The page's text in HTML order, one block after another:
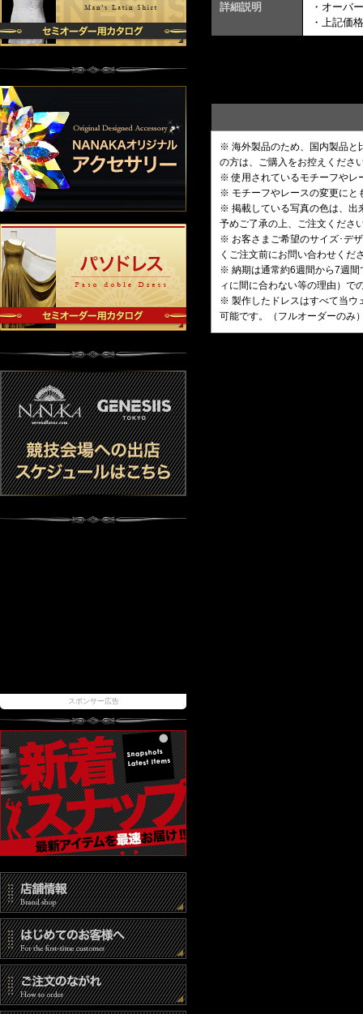
スポンサー広告
詳細説明
・オーバ
・上記価
※ 海外製品のため、国内製品と
の方は、ご購入をお控えくださ
※ 使用されているモチーフやレ
※ モチーフやレースの変更にと
※ 掲載している写真の色は、出
予めご了承の上、ご注文くださ
※ お客さまご希望のサイズ･デ
くご注文前にお問い合わせくだ
※ 納期は通常約6週間から7週間
ィに間に合わない等の理由）で
※ 製作したドレスはすべて当ウ
可能です。（フルオーダーのみ